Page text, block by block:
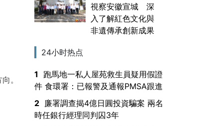
。
視察安徽宣城 深
入了解紅色文化與
非遺傳承創新成果
24小时热点
1
跑馬地一私人屋苑救生員疑用假證
件 食環署：已報警及通報PMSA跟進
2
廉署調查揭4億日圓投資騙案 兩名
時任銀行經理同判囚3年